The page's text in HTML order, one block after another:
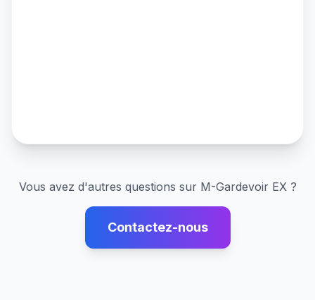
Vous avez d'autres questions sur M-Gardevoir EX?
Contactez-nous